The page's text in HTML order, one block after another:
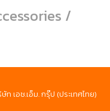
/
เอช.เอ็ม. กรุ๊ป (ประเทศไทย)